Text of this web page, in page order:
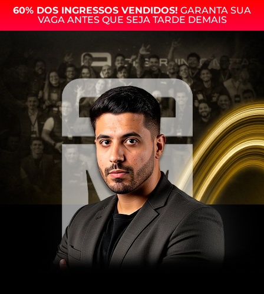
60% DOS INGRESSOS VENDIDOS! GARANTA SUA
VAGA ANTES QUE SEJA TARDE DEMAIS